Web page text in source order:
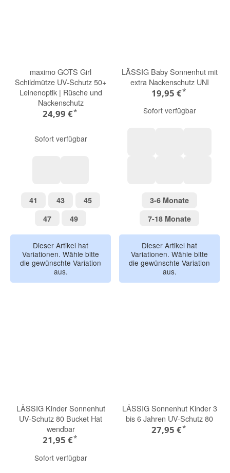
maximo GOTS Girl
Schildmütze UV-Schutz 50+
Leinenoptik | Rüsche und
Nackenschutz
24,99 €*
Sofort verfügbar
41
4343 4545
4747 4949
Dieser Artikel hat
Variationen. Wähle bitte
die gewünschte Variation
aus.
LÄSSIG Baby Sonnenhut mit
extra Nackenschutz UNI
19,95 €*
Sofort verfügbar
3-6 Monate3-6 Monate
7-18 Monate7-18
Dieser Artikel hat
Variationen. Wähle bitte
die gewünschte Variation
aus.
LÄSSIG Kinder Sonnenhut
UV-Schutz 80 Bucket Hat
wendbar
21,95 €*
Sofort verfügbar
LÄSSIG Sonnenhut Kinder 3
bis 6 Jahren UV-Schutz 80
27,95 €*